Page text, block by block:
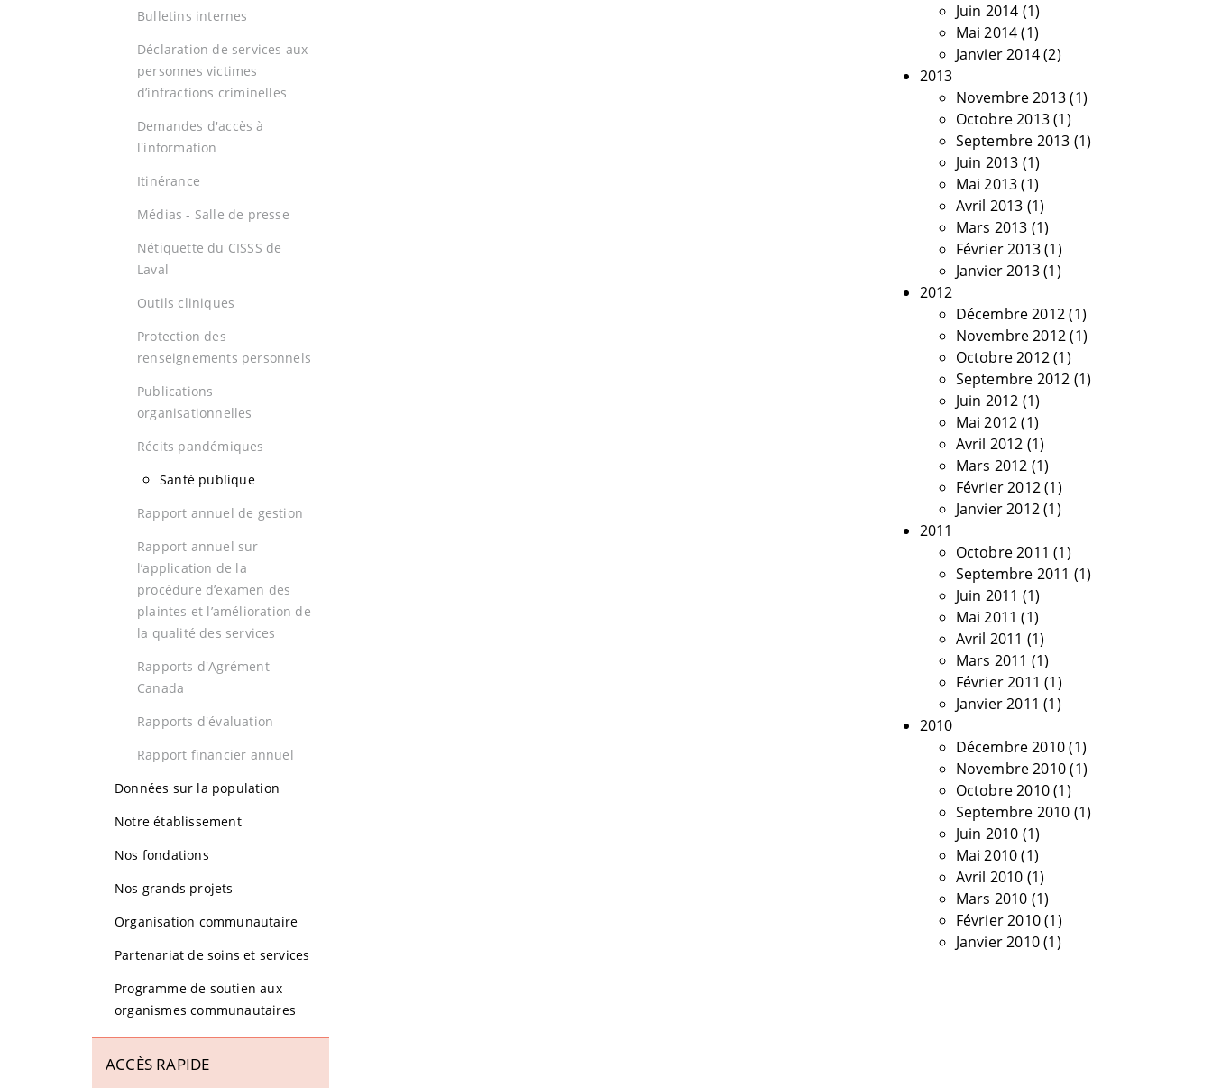
Bulletins internes
Déclaration de services aux
personnes victimes
d’infractions criminelles
Demandes d'accès à
l'information
Itinérance
Médias - Salle de presse
Nétiquette du CISSS de
Laval
Outils cliniques
Protection des
renseignements personnels
Publications
organisationnelles
Récits pandémiques
Santé publique
Rapport annuel de gestion
Rapport annuel sur
l’application de la
procédure d’examen des
plaintes et l’amélioration de
la qualité des services
Rapports d'Agrément
Canada
Rapports d'évaluation
Rapport financier annuel
Données sur la population
Notre établissement
Nos fondations
Nos grands projets
Organisation communautaire
Partenariat de soins et services
Programme de soutien aux
organismes communautaires
ACCÈS RAPIDE
Juin 2014 (1)
Mai 2014(1)
Janvier 2014(2)
2013
Novembre 2013(1)
Octobre 2013(1)
Septembre 2013 (1)
Juin 2013 (1)
Mai 2013(1)
Avril 2013 (1)
Mars 2013 (1)
Février 2013(1)
Janvier 2013(1)
2012
Décembre 2012(1)
Novembre 2012(1)
Octobre 2012(1)
Septembre 2012 (1)
Juin 2012 (1)
Mai 2012(1)
Avril 2012 (1)
Mars 2012 (1)
Février 2012(1)
Janvier 2012(1)
2011
Octobre 2011 (1)
Septembre 2011 (1)
Juin 2011 (1)
Mai 2011 (1)
Avril 2011 (1)
Mars 2011 (1)
Février 2011 (1)
Janvier 2011 (1)
2010
Décembre 2010(1)
Novembre 2010(1)
Octobre 2010(1)
Septembre 2010 (1)
Juin 2010 (1)
Mai 2010(1)
Avril 2010 (1)
Mars 2010 (1)
Février 2010(1)
Janvier 2010(1)